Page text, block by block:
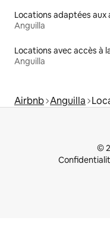
Anguilla
Anguilla
Airbnb Anguilla
©